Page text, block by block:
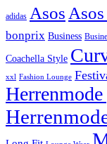
adidas Asos
bonprix Business
Coachella Style
xxl Fashion Lounge